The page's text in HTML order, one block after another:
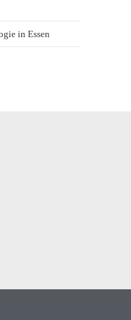
in Essen